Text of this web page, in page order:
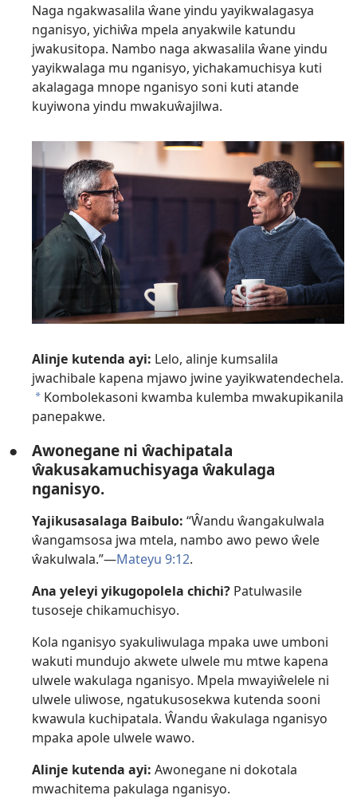
Naga ngakwasalila ŵane yindu yayikwalagasya
nganisyo, yichiŵa mpela anyakwile katundu
jwakusitopa. Nambo naga akwasalila ŵane yindu
yayikwalaga mu nganisyo, yichakamuchisya kuti
akalagaga mnope nganisyo soni kuti atande
kuyiwona yindu mwakuŵajilwa.
Alinje kutenda ayi: Lelo, alinje kumsalila
jwachibale kapena mjawo jwine yayikwatendechela.
a Kombolekasoni kwamba kulemba mwakupikanila
panepakwe.
●
Awonegane ni ŵachipatala
ŵakusakamuchisyaga ŵakulaga
nganisyo.
Yajikusasalaga Baibulo: “Ŵandu ŵangakulwala
ŵangamsosa jwa mtela, nambo awo pewo ŵele
ŵakulwala.”—Mateyu 9:12.
Ana yeleyi yikugopolela chichi? Patulwasile
tusoseje chikamuchisyo.
Kola nganisyo syakuliwulaga mpaka uwe umboni
wakuti mundujo akwete ulwele mu mtwe kapena
ulwele wakulaga nganisyo. Mpela mwayiŵelele ni
ulwele uliwose, ngatukusosekwa kutenda sooni
kwawula kuchipatala. Ŵandu ŵakulaga nganisyo
mpaka apole ulwele wawo.
Alinje kutenda ayi: Awonegane ni dokotala
mwachitema pakulaga nganisyo.